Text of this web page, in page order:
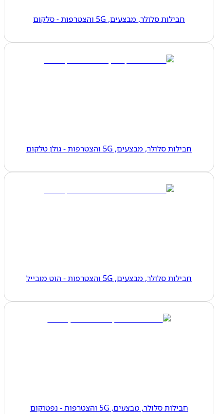
חבילות סלולר, מבצעים, 5G והצטרפות - סלקום
חבילות סלולר, מבצעים, 5G והצטרפות - גולן טלקום
חבילות סלולר, מבצעים, 5G והצטרפות - הוט מובייל
חבילות סלולר, מבצעים, 5G והצטרפות - נפטוקום